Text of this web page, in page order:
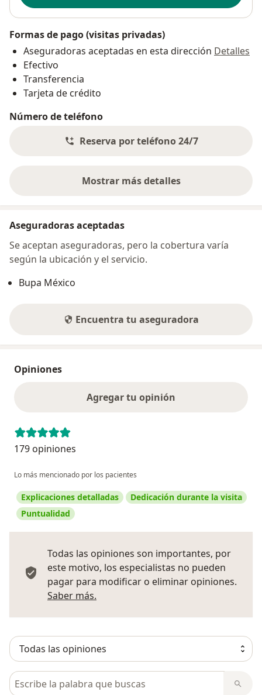
Formas de pago (visitas privadas)
Aseguradoras aceptadas en esta dirección Detalles
Efectivo
Transferencia
Tarjeta de crédito
Número de teléfono
Reserva por teléfono 24/7
Mostrar más detalles
sobre la dirección
Aseguradoras aceptadas
Se aceptan aseguradoras, pero la cobertura varía
según la ubicación y el servicio.
Bupa México
Encuentra tu aseguradora
Opiniones
Agregar tu opinión
179 opiniones
Lo más mencionado por los pacientes
Explicaciones detalladas
Dedicación durante la visita
Puntualidad
Todas las opiniones son importantes, por
este motivo, los especialistas no pueden
pagar para modificar o eliminar opiniones.
Saber más.
Busca en opiniones